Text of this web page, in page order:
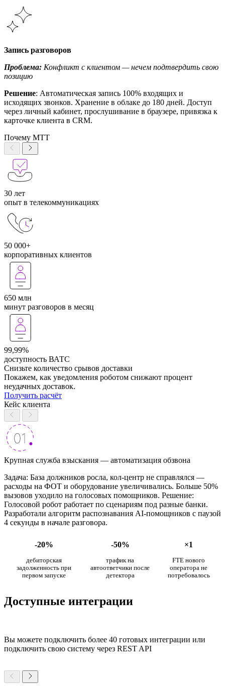
Запись разговоров
Проблема: Конфликт с клиентом — нечем подтвердить свою
позицию
Решение: Автоматическая запись 100% входящих и
исходящих звонков. Хранение в облаке до 180 дней. Доступ
через личный кабинет, прослушивание в браузере, привязка к
карточке клиента в CRM.
Почему МТТ
30 лет
опыт в телекоммуникациях
50 000+
корпоративных клиентов
650 млн
минут разговоров в месяц
99,99%
доступность ВАТС
Снизьте количество срывов доставки
Покажем, как уведомления роботом снижают процент
неудачных доставок.
Получить расчёт
Кейс клиента
Крупная служба взыскания — автоматизация обзвона
Задача: База должников росла, кол-центр не справлялся —
расходы на ФОТ и оборудование увеличивались. Больше 50%
вызовов уходило на голосовых помощников. Решение:
Голосовой робот работает по сценариям под разные банки.
Разработали алгоритм распознавания AI-помощников с паузой
4 секунды в начале разговора.
-20% -50% ×1
дебиторская
задолженность при
первом запуске
трафик на
автоответчики после
детектора
FTE нового
оператора не
потребовалось
Доступные интеграции
Вы можете подключить более 40 готовых интеграции или
подключить свою систему через REST API